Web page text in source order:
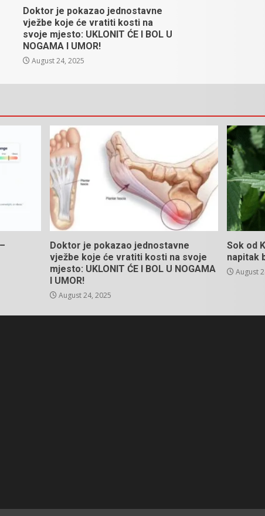
Doktor je pokazao jednostavne
vježbe koje će vratiti kosti na
svoje mjesto: UKLONIT ĆE I BOL U
NOGAMA I UMOR!
August 24, 2025
Doktor je pokazao jednostavne
vježbe koje će vratiti kosti na svoje
mjesto: UKLONIT ĆE I BOL U NOGAMA
I UMOR!
August 24, 2025
Sok od
napitak
August